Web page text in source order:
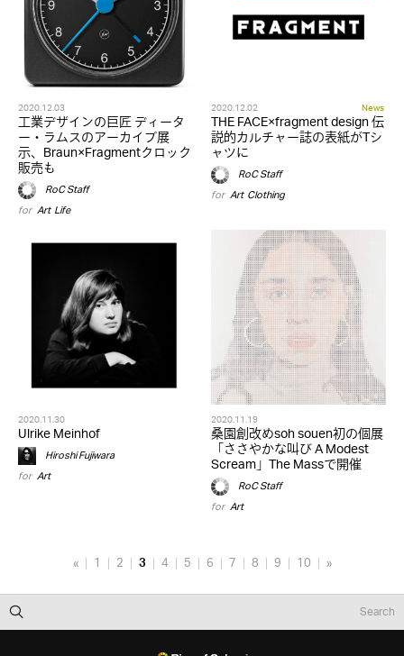
2020.12.03
工業デザインの巨匠 ディータ
ー・ラムスのアーカイブ展
示、Braun×Fragmentクロック
販売も
RoC Staff
for Art,Life
2020.12.02 News
THE FACE×fragment design 伝
説的カルチャー誌の表紙がTシ
ャツに
RoC Staff
for Art,Clothing
2020.11.30
Ulrike Meinhof
Hiroshi Fujiwara
for Art
2020.11.19
桑園創改めsoh souen初の個展
「ささやかな叫び A Modest
Scream」The Massで開催
RoC Staff
for Art
« 1 2 3 4 5 6 7 8 9 10 »